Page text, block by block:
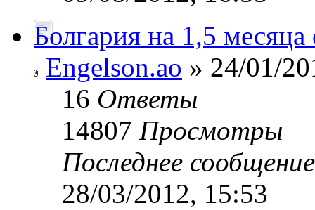
Болгария на 1,5
Engelson.ao » 24/01/
16 Ответы
14807 Просмотры
Последнее
28/03/2012, 15:53